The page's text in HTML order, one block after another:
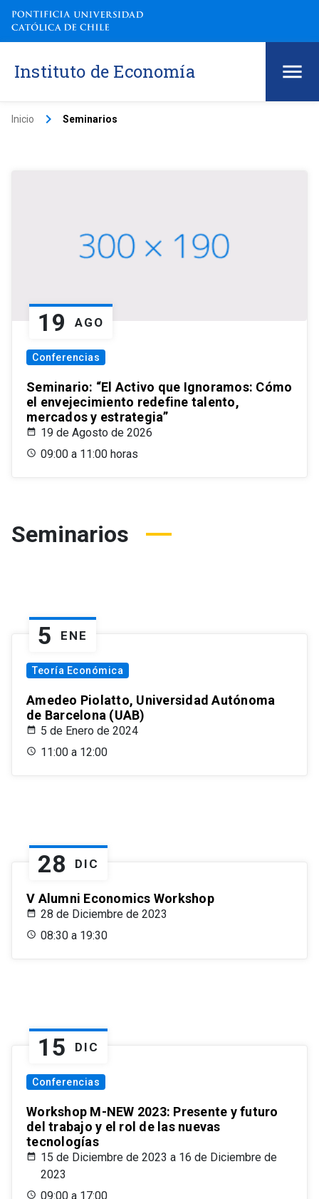
Instituto de Economía
Inicio keyboard_arrow_right Seminarios
19 AGO
Conferencias
Seminario: “El Activo que Ignoramos: Cómo
el envejecimiento redefine talento,
mercados y estrategia”
19 de Agosto de 2026
09:00 a 11:00 horas
Seminarios
5 ENE
Teoría Económica
Amedeo Piolatto, Universidad Autónoma
de Barcelona (UAB)
5 de Enero de 2024
11:00 a 12:00
28 DIC
V Alumni Economics Workshop
28 de Diciembre de 2023
08:30 a 19:30
15 DIC
Conferencias
Workshop M-NEW 2023: Presente y futuro
del trabajo y el rol de las nuevas
tecnologías
15 de Diciembre de 2023 a 16 de Diciembre de
2023
09:00 a 17:00